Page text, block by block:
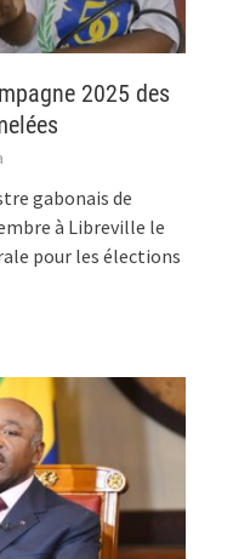
2025 des
gabonais de
à Libreville le
pour les élections